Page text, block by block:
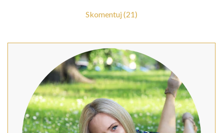
Skomentuj (21)